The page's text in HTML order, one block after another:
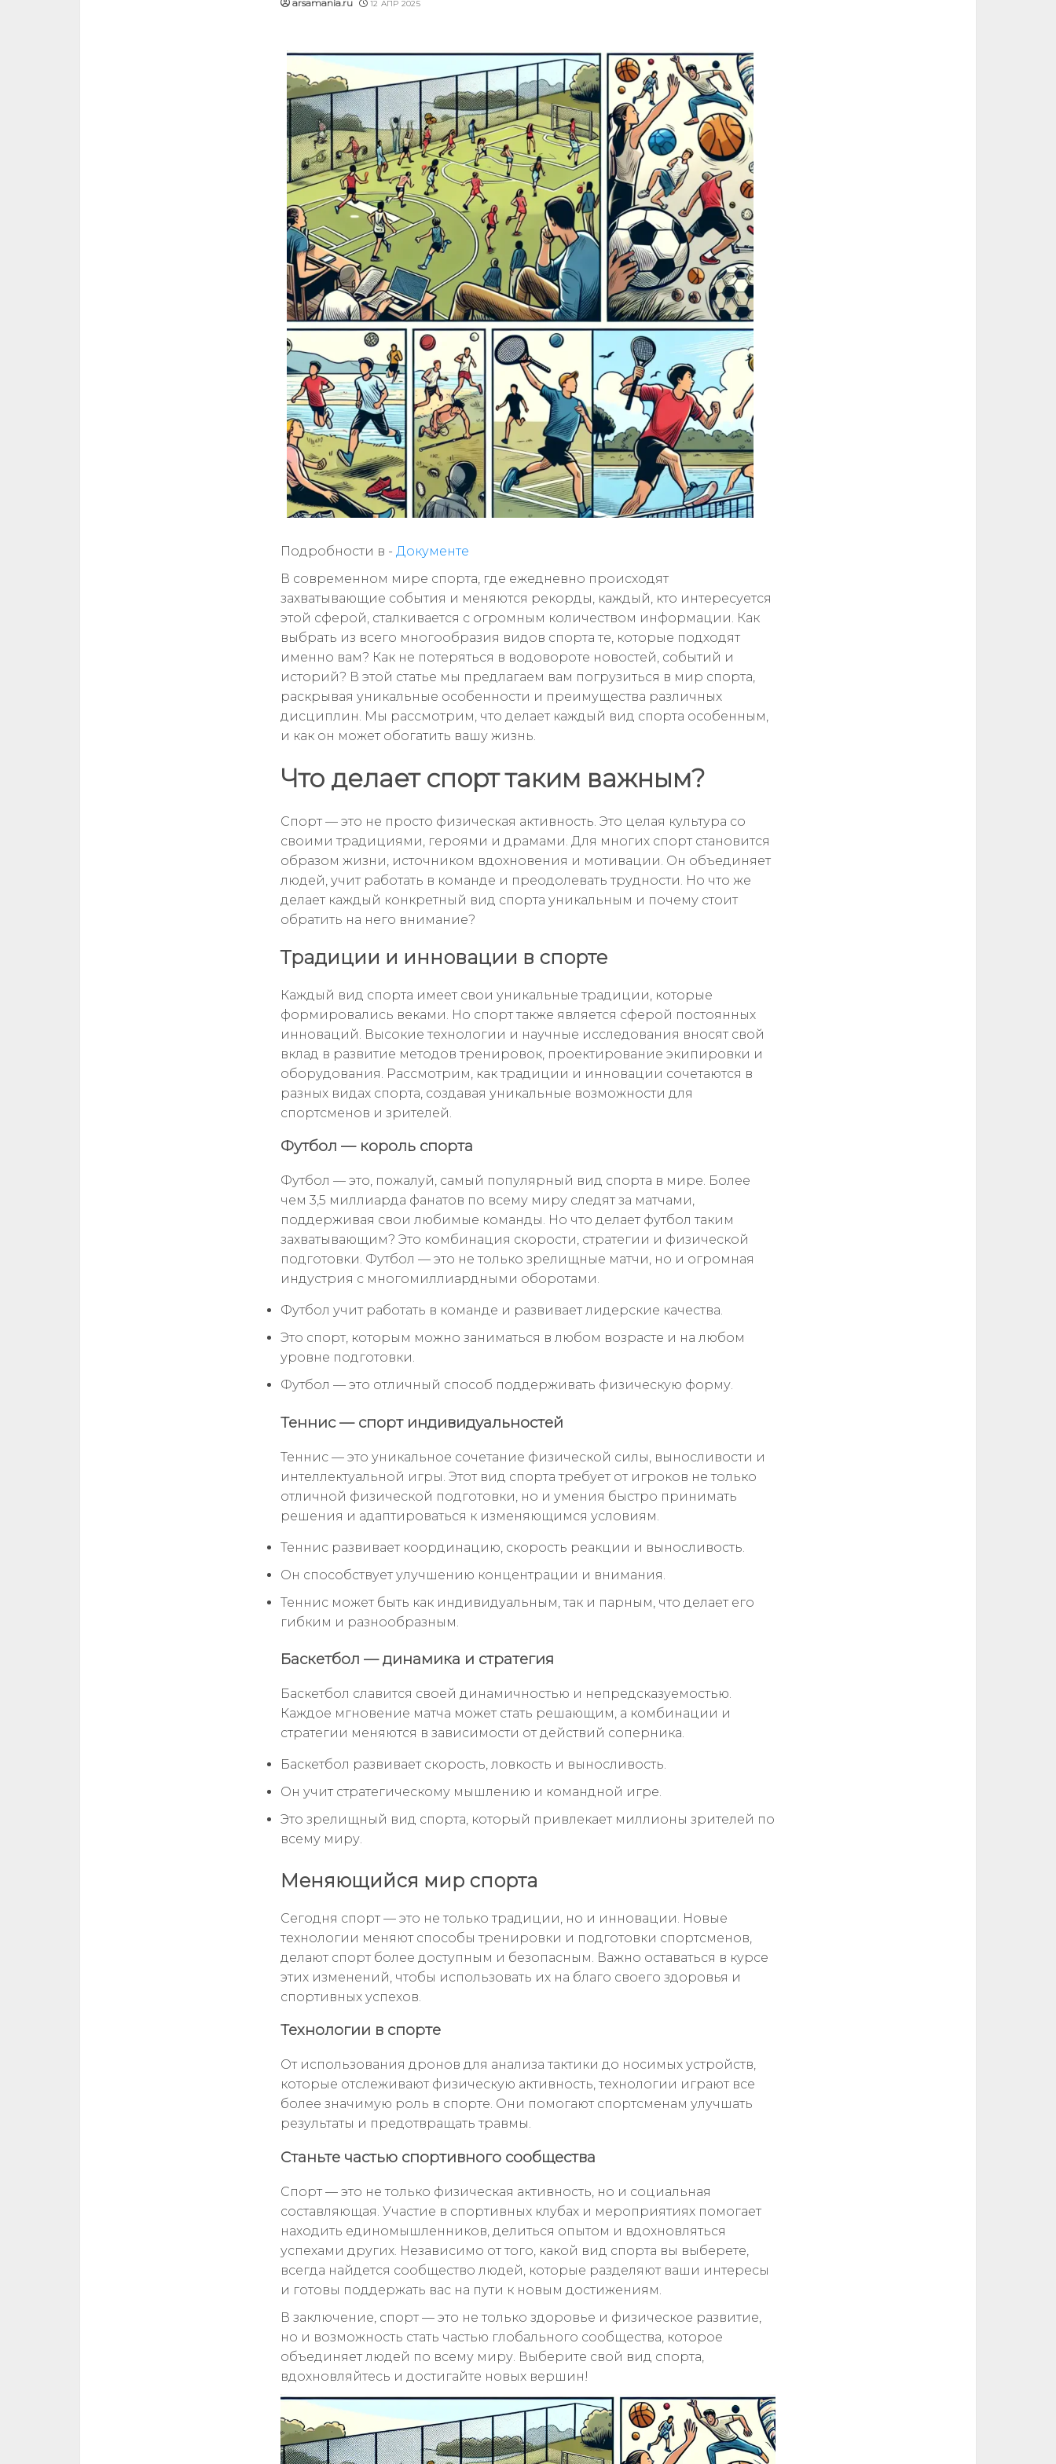
arsamania.ru 12 АПР 2025
Подробности в - Документе
В современном мире спорта, где ежедневно происходят
захватывающие события и меняются рекорды, каждый, кто интересуется
этой сферой, сталкивается с огромным количеством информации. Как
выбрать из всего многообразия видов спорта те, которые подходят
именно вам? Как не потеряться в водовороте новостей, событий и
историй? В этой статье мы предлагаем вам погрузиться в мир спорта,
раскрывая уникальные особенности и преимущества различных
дисциплин. Мы рассмотрим, что делает каждый вид спорта особенным,
и как он может обогатить вашу жизнь.
Что делает спорт таким важным?
Спорт — это не просто физическая активность. Это целая культура со
своими традициями, героями и драмами. Для многих спорт становится
образом жизни, источником вдохновения и мотивации. Он объединяет
людей, учит работать в команде и преодолевать трудности. Но что же
делает каждый конкретный вид спорта уникальным и почему стоит
обратить на него внимание?
Традиции и инновации в спорте
Каждый вид спорта имеет свои уникальные традиции, которые
формировались веками. Но спорт также является сферой постоянных
инноваций. Высокие технологии и научные исследования вносят свой
вклад в развитие методов тренировок, проектирование экипировки и
оборудования. Рассмотрим, как традиции и инновации сочетаются в
разных видах спорта, создавая уникальные возможности для
спортсменов и зрителей.
Футбол — король спорта
Футбол — это, пожалуй, самый популярный вид спорта в мире. Более
чем 3,5 миллиарда фанатов по всему миру следят за матчами,
поддерживая свои любимые команды. Но что делает футбол таким
захватывающим? Это комбинация скорости, стратегии и физической
подготовки. Футбол — это не только зрелищные матчи, но и огромная
индустрия с многомиллиардными оборотами.
Футбол учит работать в команде и развивает лидерские качества.
Это спорт, которым можно заниматься в любом возрасте и на любом
уровне подготовки.
Футбол — это отличный способ поддерживать физическую форму.
Теннис — спорт индивидуальностей
Теннис — это уникальное сочетание физической силы, выносливости и
интеллектуальной игры. Этот вид спорта требует от игроков не только
отличной физической подготовки, но и умения быстро принимать
решения и адаптироваться к изменяющимся условиям.
Теннис развивает координацию, скорость реакции и выносливость.
Он способствует улучшению концентрации и внимания.
Теннис может быть как индивидуальным, так и парным, что делает его
гибким и разнообразным.
Баскетбол — динамика и стратегия
Баскетбол славится своей динамичностью и непредсказуемостью.
Каждое мгновение матча может стать решающим, а комбинации и
стратегии меняются в зависимости от действий соперника.
Баскетбол развивает скорость, ловкость и выносливость.
Он учит стратегическому мышлению и командной игре.
Это зрелищный вид спорта, который привлекает миллионы зрителей по
всему миру.
Меняющийся мир спорта
Сегодня спорт — это не только традиции, но и инновации. Новые
технологии меняют способы тренировки и подготовки спортсменов,
делают спорт более доступным и безопасным. Важно оставаться в курсе
этих изменений, чтобы использовать их на благо своего здоровья и
спортивных успехов.
Технологии в спорте
От использования дронов для анализа тактики до носимых устройств,
которые отслеживают физическую активность, технологии играют все
более значимую роль в спорте. Они помогают спортсменам улучшать
результаты и предотвращать травмы.
Станьте частью спортивного сообщества
Спорт — это не только физическая активность, но и социальная
составляющая. Участие в спортивных клубах и мероприятиях помогает
находить единомышленников, делиться опытом и вдохновляться
успехами других. Независимо от того, какой вид спорта вы выберете,
всегда найдется сообщество людей, которые разделяют ваши интересы
и готовы поддержать вас на пути к новым достижениям.
В заключение, спорт — это не только здоровье и физическое развитие,
но и возможность стать частью глобального сообщества, которое
объединяет людей по всему миру. Выберите свой вид спорта,
вдохновляйтесь и достигайте новых вершин!